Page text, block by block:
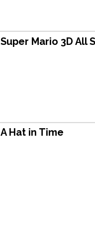
Super Mario 3D All
A Hat in Time